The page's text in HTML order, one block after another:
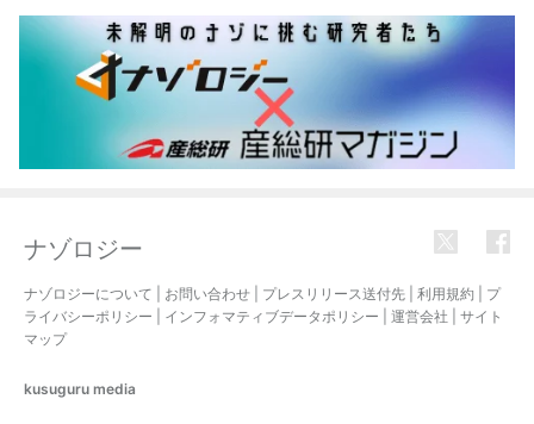
ナゾロジー
ナゾロジーについて お問い合わせ プレスリリース送付先 利用規約
プ
ライバシーポリシー
インフォマティブデータポリシー 運営会社
サイト
マップ
kusuguru media